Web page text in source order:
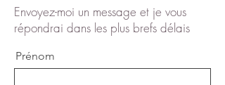
Envoyez-moi un message et je vous
répondrai dans les plus brefs délais
Prénom